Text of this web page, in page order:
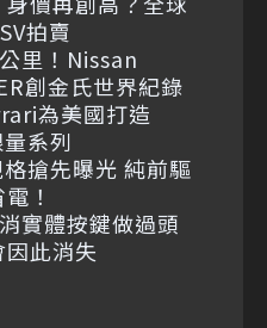
拍賣
里！Nissan
創金氏世界紀錄
為美國打造
系列
搶先曝光 純前驅
！
實體按鍵做過頭
此消失